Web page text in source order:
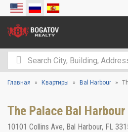
Главная Квартиры Bal Harbour
The Palace Bal Harbour
10101 Collins Ave, Bal Harbour, FL